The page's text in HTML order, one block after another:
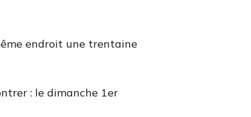
endroit une trentaine
: le dimanche 1er